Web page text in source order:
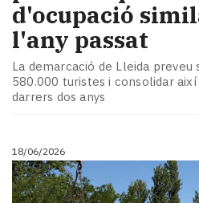
d'ocupació
l'any passat
La demarcació de Lleida preveu
580.000 turistes i consolidar
darrers dos anys
18/06/2026